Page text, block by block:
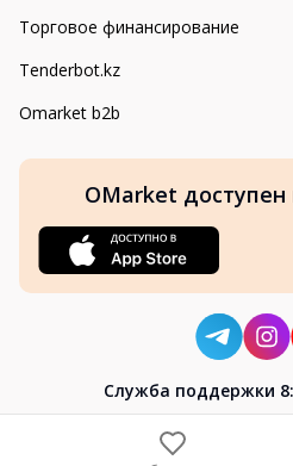
Торговое финансирование
Tenderbot.kz
Omarket b2b
OMarket
Cлужба поддержки